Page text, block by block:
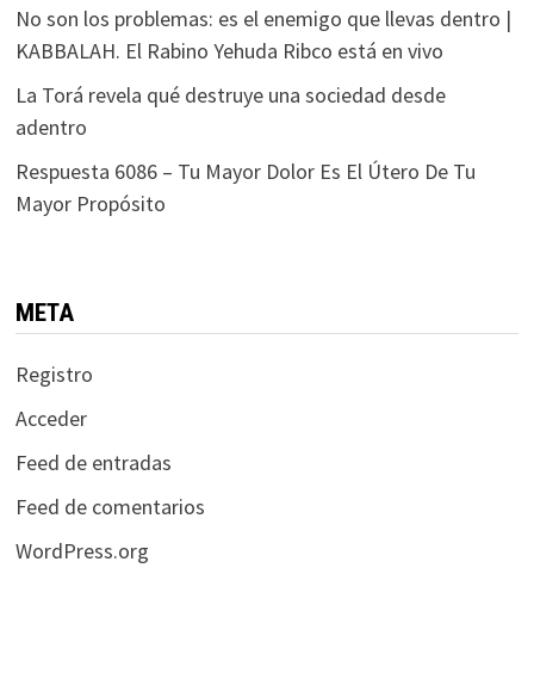
No son los problemas: es el enemigo que llevas dentro |
KABBALAH. El Rabino Yehuda Ribco está en vivo
La Torá revela qué destruye una sociedad desde
adentro
Respuesta 6086 – Tu Mayor Dolor Es El Útero De Tu
Mayor Propósito
META
Registro
Acceder
Feed de entradas
Feed de comentarios
WordPress.org